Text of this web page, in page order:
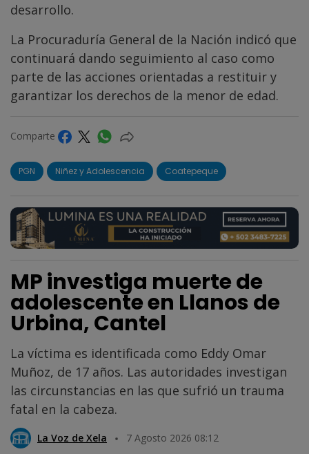
desarrollo.
La Procuraduría General de la Nación indicó que
continuará dando seguimiento al caso como
parte de las acciones orientadas a restituir y
garantizar los derechos de la menor de edad.
Comparte
PGN Niñez y Adolescencia Coatepeque
MP investiga muerte de
adolescente en Llanos de
Urbina, Cantel
La víctima es identificada como Eddy Omar
Muñoz, de 17 años. Las autoridades investigan
las circunstancias en las que sufrió un trauma
fatal en la cabeza.
La Voz de Xela 7 Agosto 2026 08:12